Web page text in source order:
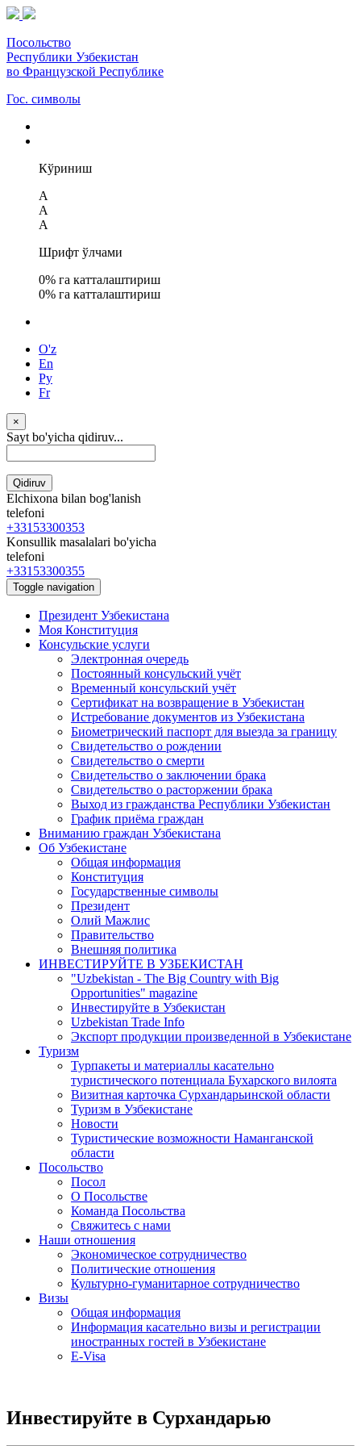
Посольство
Республики Узбекистан
во Французской Республике
Гос. символы
Кўриниш
A
A
A
Шрифт ўлчами
0% га катталаштириш
0% га катталаштириш
O'z
En
Ру
Fr
×
Sayt bo'yicha qidiruv...
Qidiruv
Elchixona bilan bog'lanish
telefoni
+33153300353
Konsullik masalalari bo'yicha
telefoni
+33153300355
Toggle navigation
Президент Узбекистана
Моя Конституция
Консульские услуги
Электронная очередь
Постоянный консульский учёт
Временный консульский учёт
Сертификат на возвращение в Узбекистан
Истребование документов из Узбекистана
Биометрический паспорт для выезда за границу
Свидетельство о рождении
Свидетельство о смерти
Свидетельство о заключении брака
Свидетельство о расторжении брака
Выход из гражданства Республики Узбекистан
График приёма граждан
Вниманию граждан Узбекистана
Об Узбекистане
Общая информация
Конституция
Государственные символы
Президент
Олий Мажлис
Правительство
Внешняя политика
ИНВЕСТИРУЙТЕ В УЗБЕКИСТАН
"Uzbekistan - The Big Country with Big
Opportunities" magazine
Инвестируйте в Узбекистан
Uzbekistan Trade Info
Экспорт продукции произведенной в Узбекистане
Туризм
Турпакеты и материаллы касательно
туристического потенциала Бухарского вилоята
Визитная карточка Сурхандарьинской области
Туризм в Узбекистане
Новости
Туристические возможности Наманганской
области
Посольство
Посол
О Посольстве
Команда Посольства
Свяжитесь с нами
Наши отношения
Экономическое сотрудничество
Политические отношения
Культурно-гуманитарное сотрудничество
Визы
Общая информация
Информация касательно визы и регистрации
иностранных гостей в Узбекистане
E-Visa
Инвестируйте в Сурхандарью